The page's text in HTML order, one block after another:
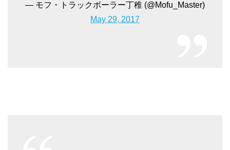
— モフ・トラックボーラー丁稚 (@Mofu_Master)
May 29, 2017